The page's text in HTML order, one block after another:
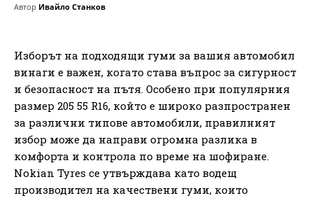
Автор Ивайло Станков
Изборът на подходящи гуми за вашия автомобил
винаги е важен, когато става въпрос за сигурност
и безопасност на пътя. Особено при популярния
размер 205 55 R16, който е широко разпространен
за различни типове автомобили, правилният
избор може да направи огромна разлика в
комфорта и контрола по време на шофиране.
Nokian Tyres се утвърждава като водещ
производител на качествени гуми, които